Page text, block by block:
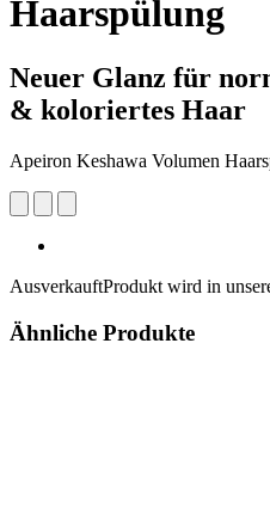
Haarspülung
Neuer Glanz für
& koloriertes Haar
Apeiron Keshawa Volumen
AusverkauftProdukt wird in
Ähnliche Produkte